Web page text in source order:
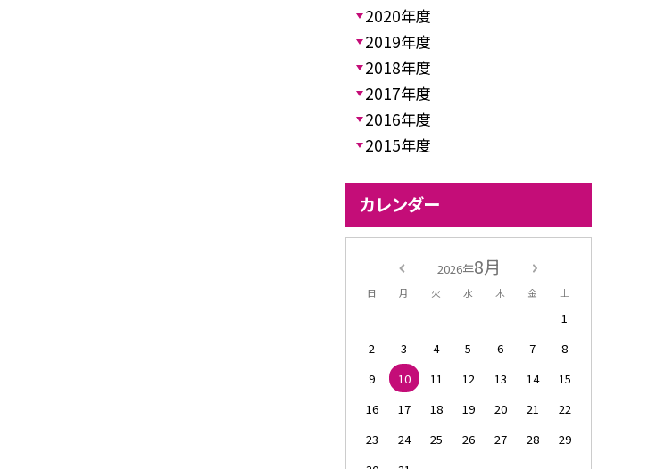
2020年度
2019年度
2018年度
2017年度
2016年度
2015年度
カレンダー
2026年8月
日 月 火 水 木 金 土
1
2
3 4 5 6 7
8
9
10 11 12 13 14
15
16
17 18 19 20 21
22
23
24 25 26 27 28
29